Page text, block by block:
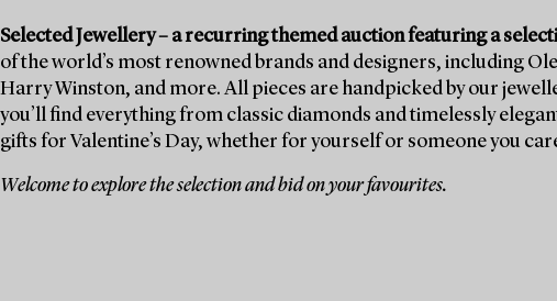
Selected Jewellery – a recurring themed auction featuring a
of the world’s most renowned brands and designers, including
Harry Winston, and more. All pieces are handpicked by our
you’ll find everything from classic diamonds and timelessly
gifts for Valentine’s Day, whether for yourself or someone you
Welcome to explore the selection and bid on your favourites.